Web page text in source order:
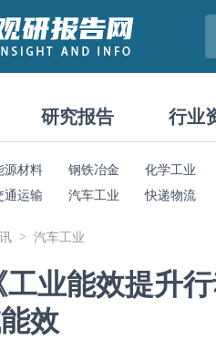
研究报告 行业
源材料 钢铁冶金 化学工业
通运输 汽车工业 快递物流
汽车工业
工业能效提升
效